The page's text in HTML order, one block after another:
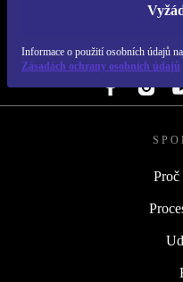
Informace o použití osobních údajů
Zásadách ochrany osobních údajů
REFURBED
Proč